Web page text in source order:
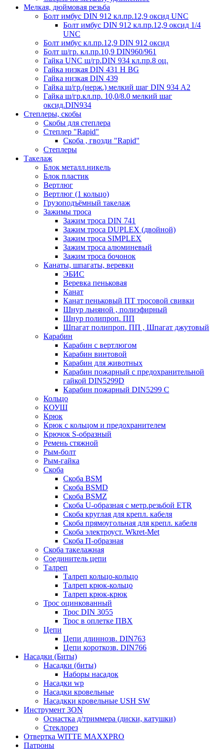
Мелкая, дюймовая резьба
Болт имбус DIN 912 кл.пр.12,9 оксид UNC
Болт имбус DIN 912 кл.пр.12,9 оксид 1/4
UNC
Болт имбус кл.пр.12,9 DIN 912 оксид
Болт ш/гр. кл.пр.10,9 DIN960/961
Гайка UNC ш/гр.DIN 934 кл.пр.8 оц.
Гайка низкая DIN 431 H BG
Гайка низкая DIN 439
Гайка ш/гр.(нерж.) мелкий шаг DIN 934 А2
Гайка ш/гр.кл.пр. 10,0/8.0 мелкий шаг
оксид.DIN934
Степлеры, скобы
Скобы для степлера
Степлер "Rapid"
Скоба , гвозди "Rapid"
Степлеры
Такелаж
Блок металл.никель
Блок пластик
Вертлюг
Вертлюг (1 кольцо)
Грузоподъёмный такелаж
Зажимы троса
Зажим троса DIN 741
Зажим троса DUPLEX (двойной)
Зажим троса SIMPLEX
Зажим троса алюминевый
Зажим троса бочонок
Канаты, шпагаты, веревки
ЭБИС
Веревка пеньковая
Канат
Канат пеньковый ПТ тросовой свивки
Шнур льняной , полиэфирный
Шнур полипроп. ПП
Шпагат полипроп. ПП , Шпагат джутовый
Карабин
Карабин c вертлюгом
Карабин винтовой
Карабин для животных
Карабин пожарный c предохранительной
гайкой DIN5299D
Карабин пожарный DIN5299 C
Кольцо
КОУШ
Крюк
Крюк с кольцом и предохранителем
Крючок S-образный
Ремень стяжной
Рым-болт
Рым-гайка
Скоба
Скоба BSM
Скоба BSMD
Скоба BSMZ
Скоба U-образная с метр.резьбой ETR
Скоба круглая для крепл. кабеля
Скоба прямоугольная для крепл. кабеля
Скоба электроуст. Wkret-Met
Скоба П-образная
Скоба такелажная
Соединитель цепи
Талреп
Талреп кольцо-кольцо
Талреп крюк-кольцо
Талреп крюк-крюк
Трос оцинкованный
Трос DIN 3055
Трос в оплетке ПВХ
Цепи
Цепи длиннозв. DIN763
Цепи короткозв. DIN766
Насадки (Биты)
Насадки (биты)
Наборы насадок
Насадки wp
Насадки кровельные
Насадкки кровельные USH SW
Инструмент 3ON
Оснастка д/триммера (диски, катушки)
Стеклорез
Отвертка WITTE MAXXPRO
Патроны